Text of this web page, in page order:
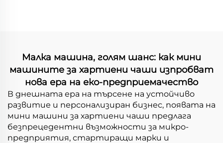
Малка машина, голям шанс: как мини
машините за хартиени чаши изпробват
нова ера на еко-предприемачество
В днешната ера на търсене на устойчиво
развитие и персонализиран бизнес, появата на
мини машини за хартиени чаши предлага
безпрецедентни възможности за микро-
предприятия, стартиращи марки и